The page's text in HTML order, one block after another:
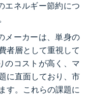
エネルギー節約につ
メーカーは、単身の
者層として重視して
のコストが高く、マ
に直面しており、市
す。これらの課題に